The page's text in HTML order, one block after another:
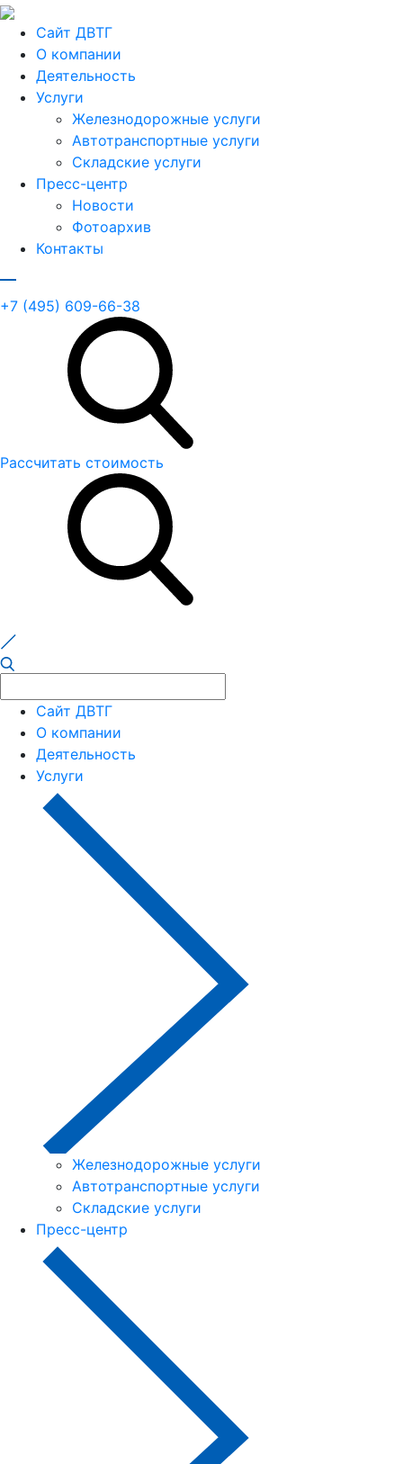
Сайт ДВТГ
О компании
Деятельность
Услуги
Железнодорожные услуги
Автотранспортные услуги
Складские услуги
Пресс-центр
Новости
Фотоархив
Контакты
+7 (495) 609-66-38
Рассчитать стоимость
Сайт ДВТГ
О компании
Деятельность
Услуги
Железнодорожные услуги
Автотранспортные услуги
Складские услуги
Пресс-центр